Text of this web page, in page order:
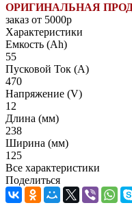
ОРИГИНАЛЬНАЯ
заказ от 5000р
Характеристики
Емкость (Ah)
55
Пусковой Ток (A)
470
Напряжение (V)
12
Длина (мм)
238
Ширина (мм)
125
Все характеристики
Поделиться